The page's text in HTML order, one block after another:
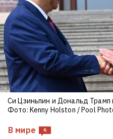
В мире 6
Си Цзиньпин и Дональд Трамп
Фото: Kenny Holston / Pool